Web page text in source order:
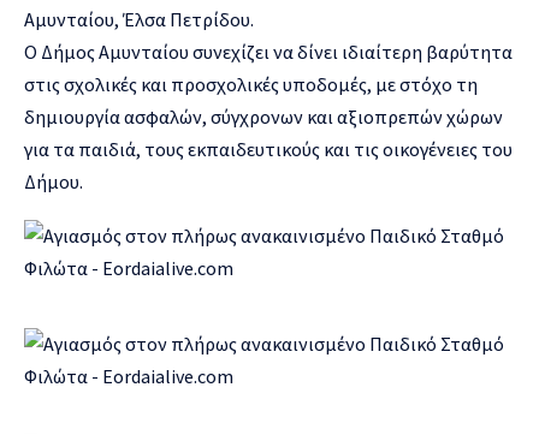
Αμυνταίου, Έλσα Πετρίδου.
Ο Δήμος Αμυνταίου συνεχίζει να δίνει ιδιαίτερη βαρύτητα
στις σχολικές και προσχολικές υποδομές, με στόχο τη
δημιουργία ασφαλών, σύγχρονων και αξιοπρεπών χώρων
για τα παιδιά, τους εκπαιδευτικούς και τις οικογένειες του
Δήμου.